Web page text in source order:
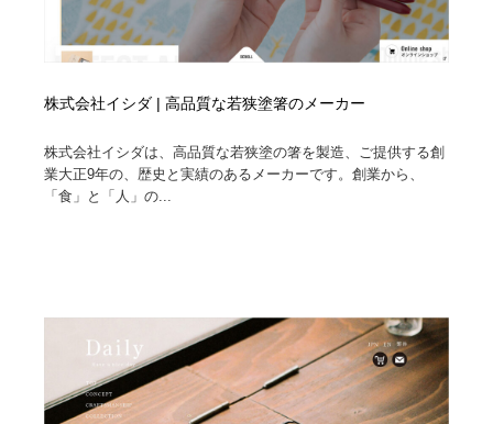
株式会社イシダ | 高品質な若狭塗箸のメーカー
株式会社イシダは、高品質な若狭塗の箸を製造、ご提供する創
業大正9年の、歴史と実績のあるメーカーです。創業から、
「食」と「人」の...